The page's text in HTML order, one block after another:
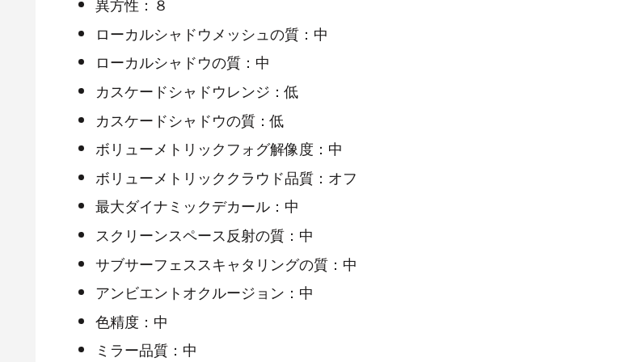
異方性：８
ローカルシャドウメッシュの質：中
ローカルシャドウの質：中
カスケードシャドウレンジ：低
カスケードシャドウの質：低
ボリューメトリックフォグ解像度：中
ボリューメトリッククラウド品質：オフ
最大ダイナミックデカール：中
スクリーンスペース反射の質：中
サブサーフェススキャタリングの質：中
アンビエントオクルージョン：中
色精度：中
ミラー品質：中